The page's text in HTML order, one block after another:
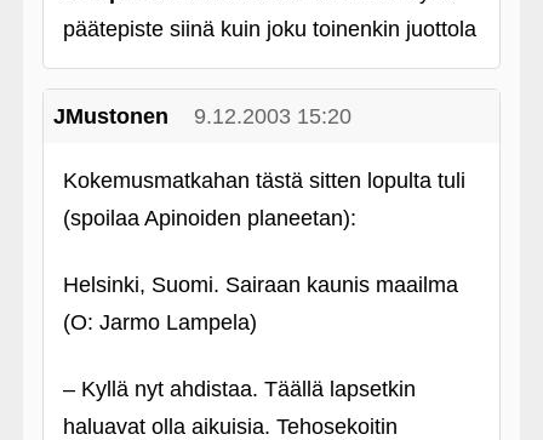
päätepiste siinä kuin joku toinenkin juottola
JMustonen 9.12.2003 15:20
Kokemusmatkahan tästä sitten lopulta tuli
(spoilaa Apinoiden planeetan):
Helsinki, Suomi. Sairaan kaunis maailma
(O: Jarmo Lampela)
– Kyllä nyt ahdistaa. Täällä lapsetkin
haluavat olla aikuisia. Tehosekoitin